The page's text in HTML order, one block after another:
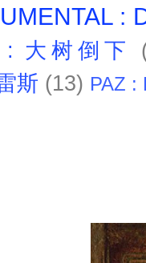
:
: 大树倒下
斯 (13) PAZ :